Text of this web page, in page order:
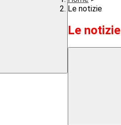
Le notizie
Le notizie